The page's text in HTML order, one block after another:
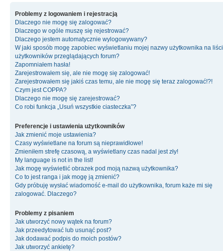
Problemy z logowaniem i rejestracją
Dlaczego nie mogę się zalogować?
Dlaczego w ogóle muszę się rejestrować?
Dlaczego jestem automatycznie wylogowywany?
W jaki sposób mogę zapobiec wyświetlaniu mojej nazwy użytkownika na
użytkowników przeglądających forum?
Zapomniałem hasła!
Zarejestrowałem się, ale nie mogę się zalogować!
Zarejestrowałem się jakiś czas temu, ale nie mogę się teraz zalogować!?!
Czym jest COPPA?
Dlaczego nie mogę się zarejestrować?
Co robi funkcja „Usuń wszystkie ciasteczka”?
Preferencje i ustawienia użytkowników
Jak zmienić moje ustawienia?
Czasy wyświetlane na forum są nieprawidłowe!
Zmieniłem strefę czasową, a wyświetlany czas nadal jest zły!
My language is not in the list!
Jak mogę wyświetlić obrazek pod moją nazwą użytkownika?
Co to jest ranga i jak mogę ją zmienić?
Gdy próbuję wysłać wiadomość e-mail do użytkownika, forum każe mi się
zalogować. Dlaczego?
Problemy z pisaniem
Jak utworzyć nowy wątek na forum?
Jak przeedytować lub usunąć post?
Jak dodawać podpis do moich postów?
Jak utworzyć ankietę?